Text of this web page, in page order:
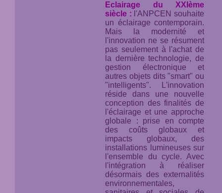
Eclairage du XXIème
siècle : l'ANPCEN souhaite
un éclairage contemporain.
Mais la modernité et
l'innovation ne se résument
pas seulement à l'achat de
la dernière technologie, de
gestion électronique et
autres objets dits "smart" ou
"intelligents". L'innovation
réside dans une nouvelle
conception des finalités de
l'éclairage et une approche
globale : prise en compte
des coûts globaux et
impacts globaux, des
installations lumineuses sur
l'ensemble du cycle. Avec
l'intégration à réaliser
désormais des externalités
environnementales,